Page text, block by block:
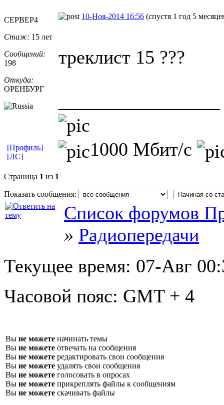
CEPBEP4
Стаж: 15 лет
Сообщений:
198
Откуда:
ОРЕНБУРГ
10-Ноя-2014 16:56 (спустя 1 год 5
треклист 15 ???
1000 Мбит/с
[Профиль]
[ЛС]
Страница 1 из 1
Показать сообщения:
Список форумов
» Радиопередачи
Текущее время: 07-Авг
Часовой пояс: GMT + 4
Вы не можете начинать темы
Вы не можете отвечать на сообщения
Вы не можете редактировать свои сообщения
Вы не можете удалять свои сообщения
Вы не можете голосовать в опросах
Вы не можете прикреплять файлы к сообщениям
Вы не можете скачивать файлы